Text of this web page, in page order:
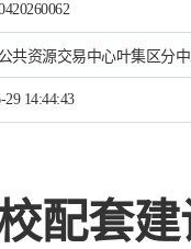
共资源交易中心叶集区分
29 14:44:43
配套